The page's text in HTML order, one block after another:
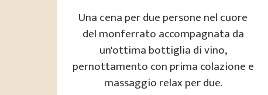
Una cena per due persone nel cuore
del monferrato accompagnata da
un'ottima bottiglia di vino,
pernottamento con prima colazione e
massaggio relax per due.